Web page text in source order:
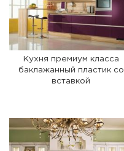
Кухня премиум класса
баклажанный пластик со
вставкой